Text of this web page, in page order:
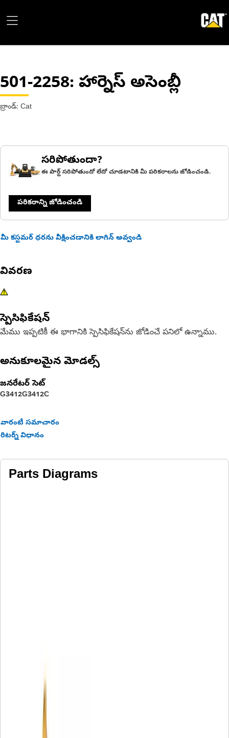
501-2258: హార్నెస్ అసెంబ్లీ
బ్రాండ్: Cat
సరిపోతుందా?
ఈ పార్ట్ సరిపోతుందో లేదో చూడటానికి మీ పరికరాలను జోడించండి.
పరికరాన్ని జోడించండి
మీ కస్టమర్ ధరను వీక్షించడానికి లాగిన్ అవ్వండి
వివరణ
స్పెసిఫికేషన్
మేము ఇప్పటికీ ఈ భాగానికి స్పెసిఫికేషన్‌ను జోడించే పనిలో ఉన్నాము.
అనుకూలమైన మోడల్స్
జనరేటర్ సెట్
G3412G3412C
వారంటీ సమాచారం
రిటర్న్ విధానం
Parts Diagrams